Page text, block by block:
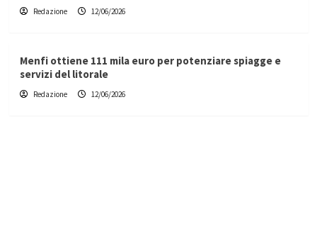
Redazione 12/06/2026
Menfi ottiene 111 mila euro per potenziare spiagge e
servizi del litorale
Redazione 12/06/2026